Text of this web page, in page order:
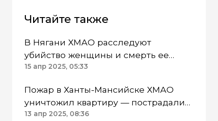
Читайте также
В Нягани ХМАО расследуют
убийство женщины и смерть ее
супруга
15 апр 2025, 05:33
Пожар в Ханты-Мансийске ХМАО
уничтожил квартиру — пострадали
четыре человека
13 апр 2025, 08:36